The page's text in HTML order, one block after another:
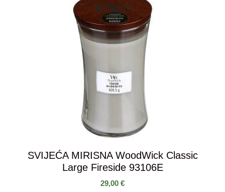
SVIJEĆA MIRISNA WoodWick Classic
Large Fireside 93106E
29,00 €